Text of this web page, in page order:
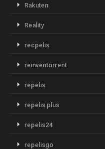
Rakuten
Reality
recpelis
reinventorrent
repelis
repelis plus
repelis24
repelisgo